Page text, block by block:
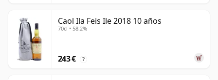
Caol Ila Feis Ile 2018 10 años
70cl • 58.2%
243 € ?